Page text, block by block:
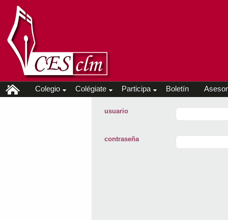
Colegio Colégiate Participa Boletín
usuario
contraseña